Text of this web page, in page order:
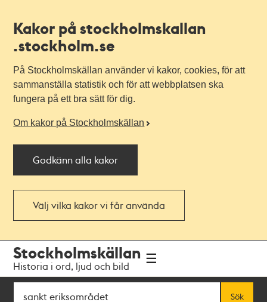
Kakor på stockholmskallan
.stockholm.se
På Stockholmskällan använder vi kakor, cookies, för att
sammanställa statistik och för att webbplatsen ska
fungera på ett bra sätt för dig.
Om kakor på Stockholmskällan
Godkänn alla kakor
Välj vilka kakor vi får använda
navigationen
huvudinnehållet
Stockholmskällan
Historia i ord, ljud och bild
Sök
Sök